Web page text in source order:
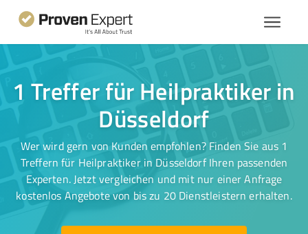
1 Treffer für Heilpraktiker in
Düsseldorf
Wer wird gern von Kunden empfohlen? Finden Sie aus 1
Treffern für Heilpraktiker in Düsseldorf Ihren passenden
Experten. Jetzt vergleichen und mit nur einer Anfrage
kostenlos Angebote von bis zu 20 Dienstleistern erhalten.